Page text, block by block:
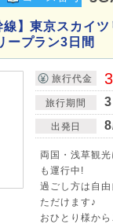
】東京スカイ
ープラン3日間
旅行代金
旅行期間
出発日
両国・浅草観
も運行中!
過ごし方は自
ただけます♪
おひとり様か